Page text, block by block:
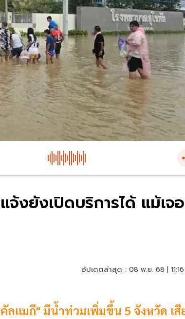
งยังเปิดบริการได้ แม้เจอ
อัปเดตล่าสุด : 08 พ.ย. 68 |
แมกี" มีน้ำท่วมเพิ่มขึ้น 5 จังหวัด เสี